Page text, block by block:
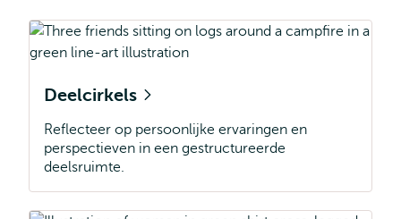
Deelcirkels
Reflecteer op persoonlijke ervaringen en
perspectieven in een gestructureerde
deelsruimte.